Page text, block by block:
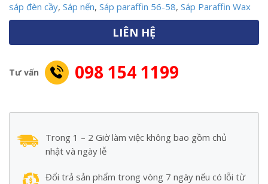
sáp đèn cầy, Sáp nến, Sáp paraffin 56-58, Sáp Paraffin Wax
LIÊN HỆ
Tư vấn 098 154 1199
Trong 1 – 2 Giờ làm việc không bao gồm chủ
nhật và ngày lễ
Đổi trả sản phẩm trong vòng 7 ngày nếu có lỗi từ